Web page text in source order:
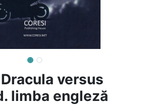
versus
limba engleză